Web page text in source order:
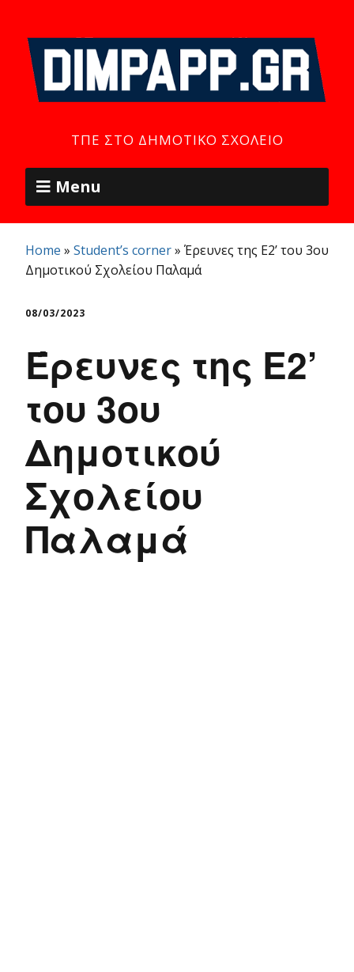
ΤΠΕ ΣΤΟ ΔΗΜΟΤΙΚΌ ΣΧΟΛΕΊΟ
Menu
Home » Student’s corner» Έρευνες της Ε2’ του 3ου
Δημοτικού Σχολείου Παλαμά
08/03/2023
Έρευνες της Ε2’
του 3ου
Δημοτικού
Σχολείου
Παλαμά